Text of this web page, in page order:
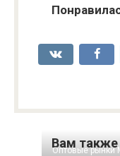
Вам
Оптовые рынки